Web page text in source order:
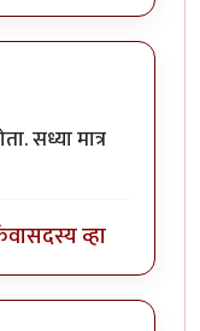
सध्या मात्र
सदस्य व्हा